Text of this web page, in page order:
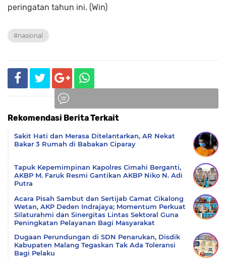
peringatan tahun ini. (Win)
#nasional
Rekomendasi Berita Terkait
Sakit Hati dan Merasa Ditelantarkan, AR Nekat
Bakar 3 Rumah di Babakan Ciparay
Tapuk Kepemimpinan Kapolres Cimahi Berganti,
AKBP M. Faruk Resmi Gantikan AKBP Niko N. Adi
Putra
Acara Pisah Sambut dan Sertijab Camat Cikalong
Wetan, AKP Deden Indrajaya; Momentum Perkuat
Silaturahmi dan Sinergitas Lintas Sektoral Guna
Peningkatan Pelayanan Bagi Masyarakat
Dugaan Perundungan di SDN Penarukan, Disdik
Kabupaten Malang Tegaskan Tak Ada Toleransi
Bagi Pelaku